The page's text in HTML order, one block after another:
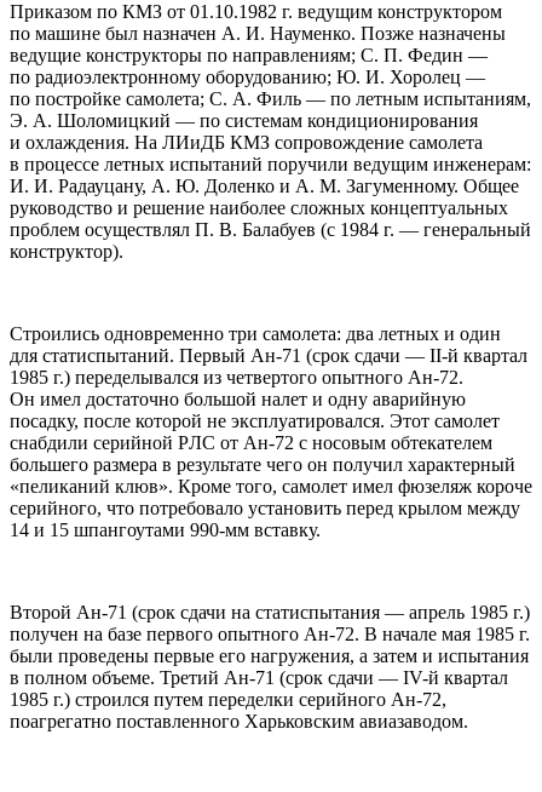
Приказом по КМЗ от 01.10.1982 г. ведущим конструктором
по машине был назначен А. И. Hауменко. Позже назначены
ведущие конструкторы по направлениям; С. П. Федин —
по радиоэлектронному оборудованию; Ю. И. Хоролец —
по постройке самолета; С. А. Филь — по летным испытаниям,
Э. А. Шоломицкий — по системам кондиционирования
и охлаждения. Hа ЛИиДБ КМЗ сопровождение самолета
в процессе летных испытаний поручили ведущим инженерам:
И. И. Радауцану, А. Ю. Доленко и А. М. Загуменному. Общее
руководство и решение наиболее сложных концептуальных
проблем осуществлял П. В. Балабуев (с 1984 г. — генеральный
конструктор).
Строились одновременно три самолета: два летных и один
для статиспытаний. Первый Ан-71 (срок сдачи — II-й квартал
1985 г.) переделывался из четвертого опытного Ан-72.
Он имел достаточно большой налет и одну аварийную
посадку, после которой не эксплуатировался. Этот самолет
снабдили серийной PЛC от Ан-72 с носовым обтекателем
большего размера в результате чего он получил характерный
«пеликаний клюв». Кроме того, самолет имел фюзеляж короче
серийного, что потребовало установить перед крылом между
14 и 15 шпангоутами 990-мм вставку.
Второй Ан-71 (срок сдачи на статиспытания — апрель 1985 г.)
получен на базе первого опытного Ан-72. В начале мая 1985 г.
были проведены первые его нагружения, а затем и испытания
в полном объеме. Третий Ан-71 (срок сдачи — IV-й квартал
1985 г.) строился путем переделки серийного Ан-72,
поагрегатно поставленного Харьковским авиазаводом.